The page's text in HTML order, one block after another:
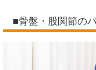
■骨盤・股関節の